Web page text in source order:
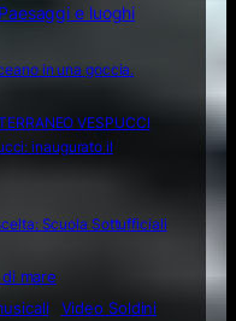
Paesaggi e luoghi
in una goccia.
VESPUCCI
inaugurato il
Scuola Sottufficiali
mare
Video Soldini